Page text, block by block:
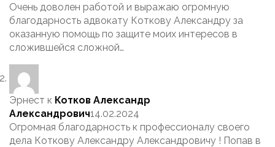
Очень доволен работой и выражаю огромную
благодарность адвокату Коткову Александру за
оказанную помощь по защите моих интересов в
сложившейся сложной…
Эрнест к Котков Александр
Александрович14.02.2024
Огромная благодарность к профессионалу своего
дела Коткову Александру Александровичу ! Попав в